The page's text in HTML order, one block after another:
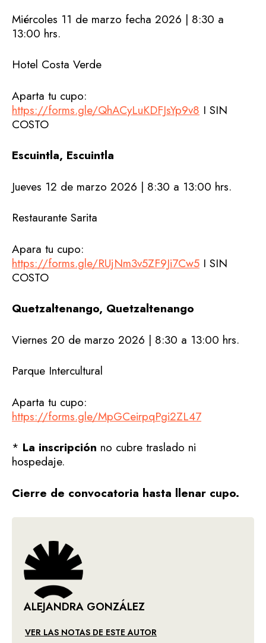
Miércoles 11 de marzo fecha 2026 | 8:30 a
13:00 hrs.
Hotel Costa Verde
Aparta tu cupo:
https://forms.gle/QhACyLuKDFJsYp9v8 I SIN
COSTO
Escuintla, Escuintla
Jueves 12 de marzo 2026 | 8:30 a 13:00 hrs.
Restaurante Sarita
Apara tu cupo:
https://forms.gle/RUjNm3v5ZF9Ji7Cw5 I SIN
COSTO
Quetzaltenango, Quetzaltenango
Viernes 20 de marzo 2026 | 8:30 a 13:00 hrs.
Parque Intercultural
Aparta tu cupo:
https://forms.gle/MpGCeirpqPgi2ZL47
* La inscripción no cubre traslado ni
hospedaje.
Cierre de convocatoria hasta llenar cupo.
ALEJANDRA GONZÁLEZ
VER LAS NOTAS DE ESTE AUTOR